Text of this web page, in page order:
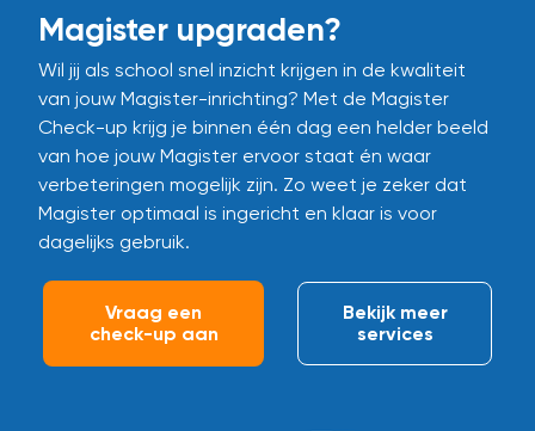
Magister upgraden?
Wil jij als school snel inzicht krijgen in de kwaliteit
van jouw Magister-inrichting? Met de Magister
Check-up krijg je binnen één dag een helder beeld
van hoe jouw Magister ervoor staat én waar
verbeteringen mogelijk zijn. Zo weet je zeker dat
Magister optimaal is ingericht en klaar is voor
dagelijks gebruik.
Vraag een
check-up aan
Bekijk meer
services